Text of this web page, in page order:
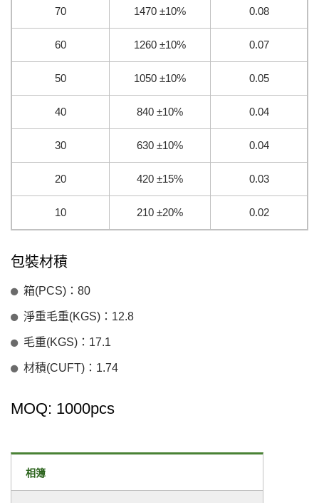
70 1470 ±10% 0.08
60 1260 ±10% 0.07
50 1050 ±10% 0.05
40 840 ±10% 0.04
30 630 ±10% 0.04
20 420 ±15% 0.03
10 210 ±20% 0.02
包裝材積
箱(PCS)：80
淨重毛重(KGS)：12.8
毛重(KGS)：17.1
材積(CUFT)：1.74
MOQ: 1000pcs
相簿